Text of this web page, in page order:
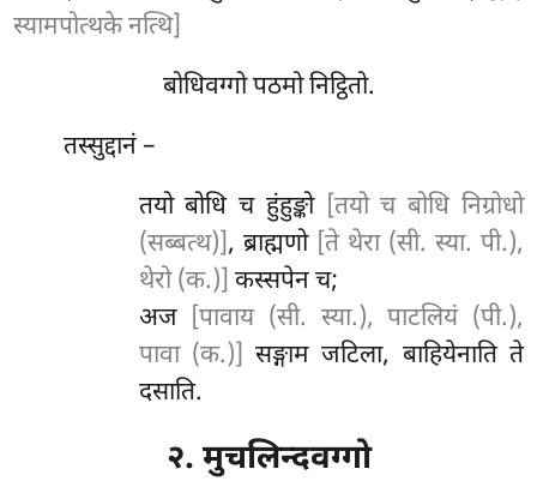
स्यामपोत्थके नत्थि]
बोधिवग्गो पठमो निट्ठितो.
तस्सुद्दानं–
तयो बोधि च हुंहुङ्को [तयो च बोधि निग्रोधो
(सब्बत्थ)], ब्राह्मणो [ते थेरा (सी. स्या. पी.),
थेरो (क.)] कस्सपेन च;
अज [पावाय (सी. स्या.), पाटलियं (पी.),
पावा (क.)] सङ्गाम जटिला, बाहियेनाति ते
दसाति.
२. मुचलिन्दवग्गो